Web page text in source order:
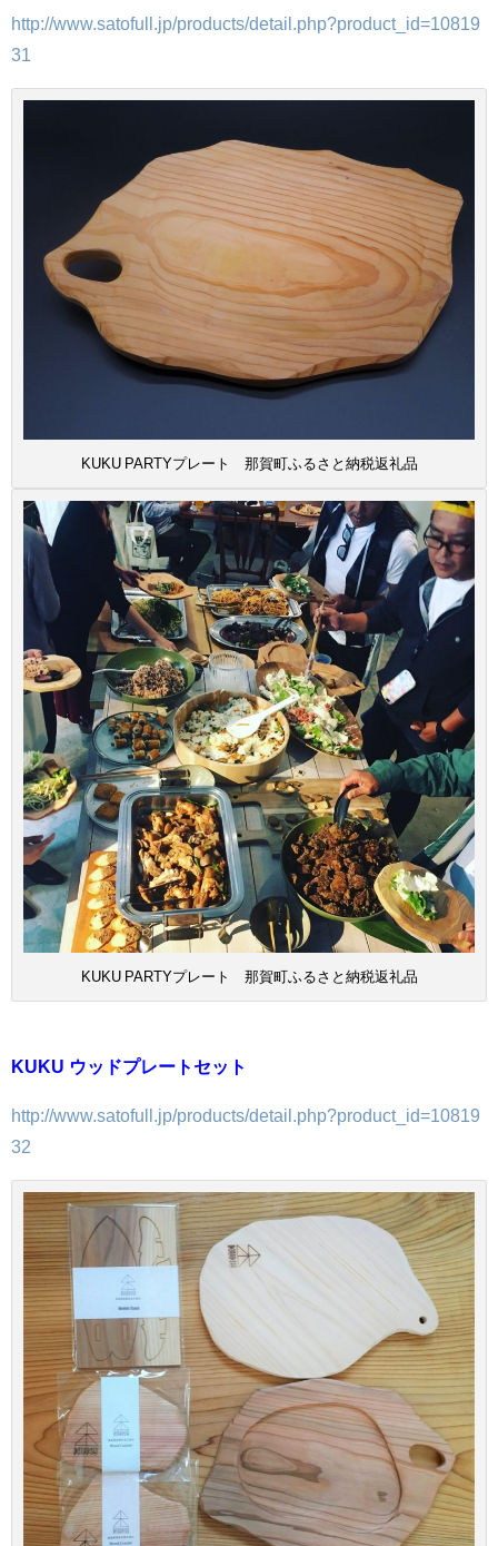
http://www.satofull.jp/products/detail.php?product_id=10819
31
KUKU PARTYプレート 那賀町ふるさと納税返礼品
KUKU PARTYプレート 那賀町ふるさと納税返礼品
KUKU ウッドプレートセット
http://www.satofull.jp/products/detail.php?product_id=10819
32